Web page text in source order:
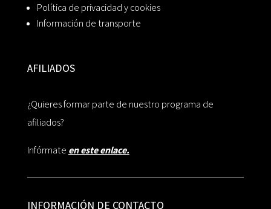
Política de privacidad y cookies
Información de transporte
AFILIADOS
¿Quieres formar parte de nuestro programa de
afiliados?
Infórmate en este enlace.
INFORMACIÓN DE CONTACTO